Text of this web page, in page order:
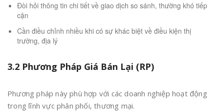
Đòi hỏi thông tin chi tiết về giao dịch so sánh, thường khó tiếp
cận
Cần điều chỉnh nhiều khi có sự khác biệt về điều kiện thị
trường, địa lý
3.2 Phương Pháp Giá Bán Lại (RP)
Phương pháp này phù hợp với các doanh nghiệp hoạt động
trong lĩnh vực phân phối, thương mại.